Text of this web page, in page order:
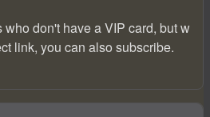
don't have a VIP card, but w
link, you can also subscribe.